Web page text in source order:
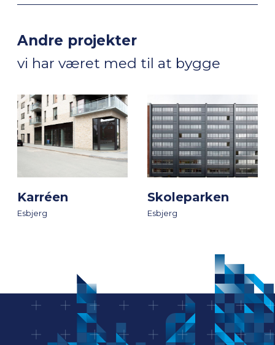
Andre projekter
vi har været med til at bygge
Karréen
Esbjerg
Skoleparken
Esbjerg